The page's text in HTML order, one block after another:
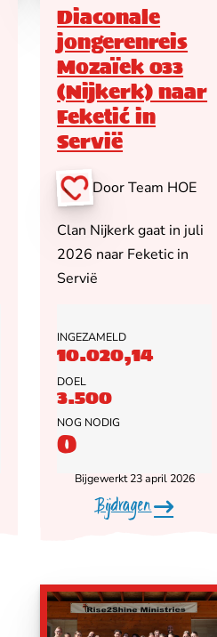
Diaconale
jongerenreis
Mozaïek 033
(Nijkerk) naar
Feketić in
Servië
Door Team HOE
Clan Nijkerk gaat in juli
2026 naar Feketic in
Servië
INGEZAMELD
10.020,14
DOEL
3.500
NOG NODIG
0
Bijgewerkt 23 april 2026
Bijdragen